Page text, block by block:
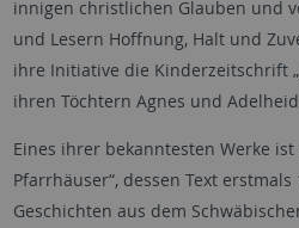
innigen christlichen Glauben und
und Lesern Hoffnung, Halt und
ihre Initiative die Kinderzeitschrift
ihren Töchtern Agnes und
Eines ihrer bekanntesten Werke ist
Pfarrhäuser“, dessen Text
Geschichten aus dem